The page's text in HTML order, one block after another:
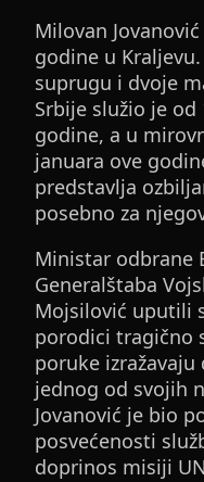
Milovan
godine u
suprugu i dvoje
Srbije služio je od
godine, a u
januara ove
predstavlja
posebno za
Ministar odbrane
Generalštaba
Mojsilović uputili
porodici tragično
poruke
jednog od svojih
Jovanović je bio
posvećenosti
doprinos misiji